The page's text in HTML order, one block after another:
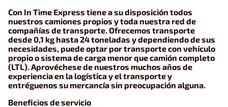
Con In Time Express tiene a su disposición todos
nuestros camiones propios y toda nuestra red de
compañías de transporte. Ofrecemos transporte
desde 0,1 kg hasta 24 toneladas y dependiendo de sus
necesidades, puede optar por transporte con vehículo
propio o sistema de carga menor que camión completo
(LTL). Aprovéchese de nuestros muchos años de
experiencia en la logística y el transporte y
entréguenos su mercancía sin preocupación alguna.
Beneficios de servicio